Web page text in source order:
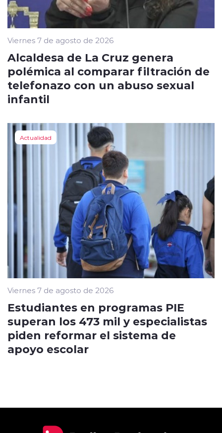
Viernes 7 de agosto de 2026
Alcaldesa de La Cruz genera
polémica al comparar filtración de
telefonazo con un abuso sexual
infantil
Actualidad
Viernes 7 de agosto de 2026
Estudiantes en programas PIE
superan los 473 mil y especialistas
piden reformar el sistema de
apoyo escolar